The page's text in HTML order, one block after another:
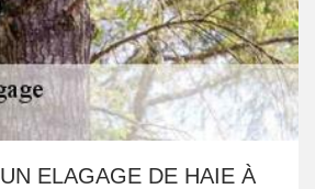
ELAGAGE DE HAIE À